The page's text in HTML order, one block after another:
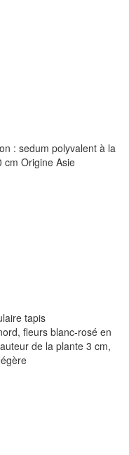
: sedum polyvalent à la
cm Origine Asie
tapis
fleurs blanc-rosé en
de la plante 3 cm,